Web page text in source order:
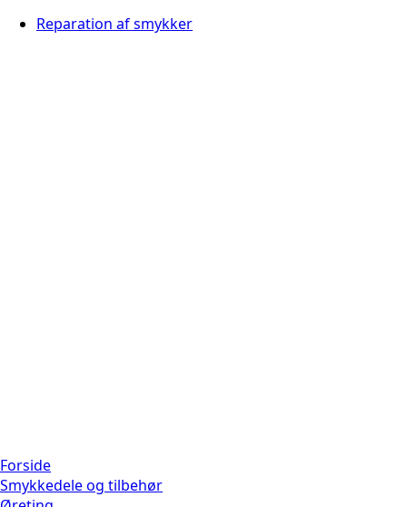
Reparation af smykker
Forside
Smykkedele og tilbehør